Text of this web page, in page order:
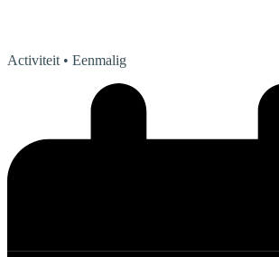
Activiteit • Eenmalig